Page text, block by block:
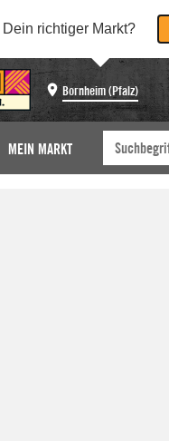
Dein richtiger Markt?
Bornheim (Pfalz)
MEIN MARKT